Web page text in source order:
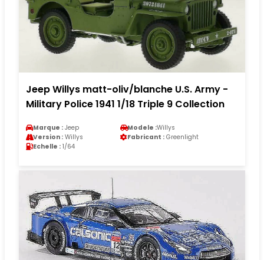
Jeep Willys matt-oliv/blanche U.S. Army -
Military Police 1941 1/18 Triple 9 Collection
Marque : Jeep Modele :Willys
Version : Willys Fabricant : Greenlight
Echelle : 1/64